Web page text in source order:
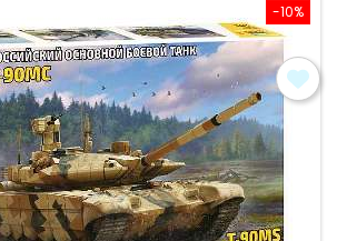
-10%